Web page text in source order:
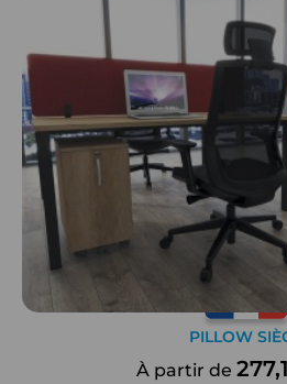
PILLOW
À partir de